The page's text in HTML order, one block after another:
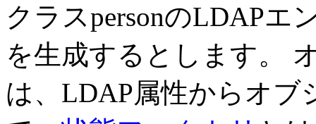
クラスpersonのLDAPエ
を生成するとします。
は、LDAP属性からオブ